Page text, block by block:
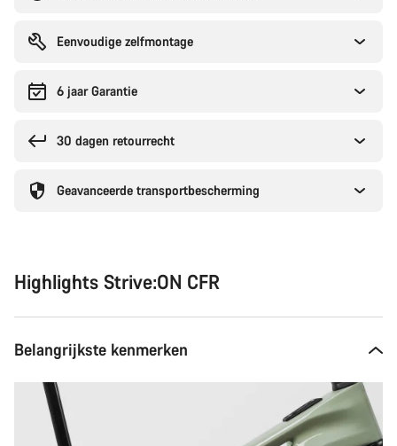
Eenvoudige zelfmontage
6 jaar Garantie
30 dagen retourrecht
Geavanceerde transportbescherming
Highlights Strive:ON CFR
Belangrijkste kenmerken